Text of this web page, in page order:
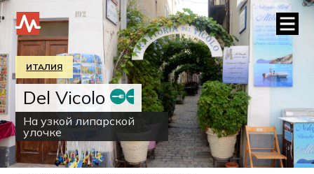
ИТАЛИЯ
Del Vicolo
На узкой липарской
улочке